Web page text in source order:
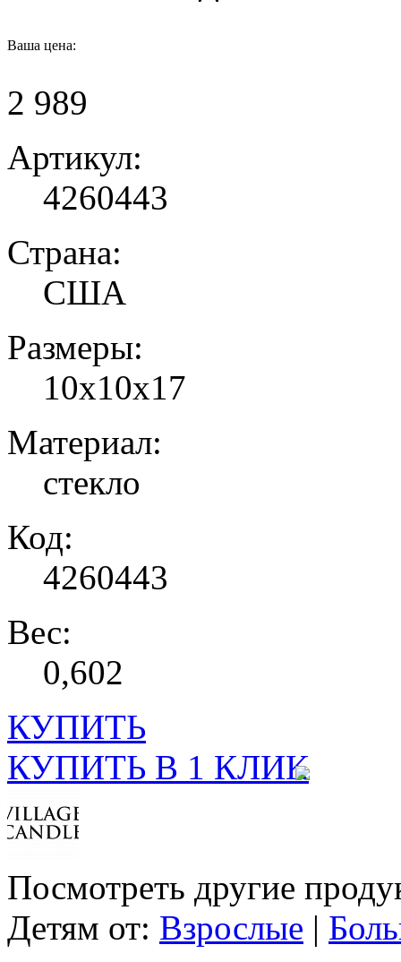
Ваша цена:
2 989
Артикул:
4260443
Страна:
США
Размеры:
10х10х17
Материал:
стекло
Код:
4260443
Вес:
0,602
КУПИТЬ
КУПИТЬ В 1 КЛИК
Посмотреть другие
Детям от: Взрослые |